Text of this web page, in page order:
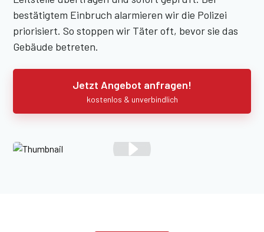
bestätigtem Einbruch alarmieren wir die Polizei
priorisiert. So stoppen wir Täter oft, bevor sie das
Gebäude betreten.
Jetzt Angebot anfragen!
kostenlos & unverbindlich